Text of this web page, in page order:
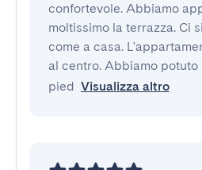
confortevole. Abbiamo
moltissimo la terrazza. Ci
come a casa.
al centro. Abbiamo
pied Visualizza altro